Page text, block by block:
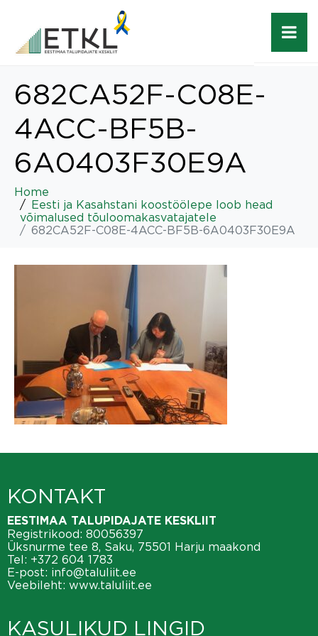
682CA52F-C08E-
4ACC-BF5B-
6A0403F30E9A
Home
Eesti ja Kasahstani koostöölepe loob head
võimalused tõuloomakasvatajatele
682CA52F-C08E-4ACC-BF5B-6A0403F30E9A
KONTAKT
EESTIMAA TALUPIDAJATE KESKLIIT
Registrikood: 80056397
Üksnurme tee 8, Saku, 75501 Harju maakond
Tel: +372 604 1783
E-post: info@taluliit.ee
Veebileht: www.taluliit.ee
KASULIKUD LINGID